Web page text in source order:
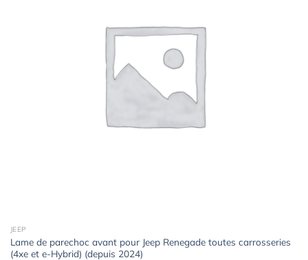
JEEP
Lame de parechoc avant pour Jeep Renegade toutes carrosseries
(4xe et e-Hybrid) (depuis 2024)